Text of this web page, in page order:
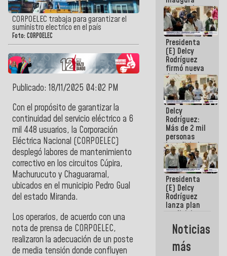
CORPOELEC trabaja para garantizar el
suministro electrico en el país
Foto: CORPOELEC
Publicado: 18/11/2025 04:02 PM
Con el propósito de garantizar la
continuidad del servicio eléctrico a 6
mil 448 usuarios, la Corporación
Eléctrica Nacional (CORPOELEC)
desplegó labores de mantenimiento
correctivo en los circuitos Cúpira,
Machurucuto y Chaguaramal,
ubicados en el municipio Pedro Gual
del estado Miranda.
Los operarios, de acuerdo con una
nota de prensa de CORPOELEC,
realizaron la adecuación de un poste
de media tensión donde confluyen
casa de los
Abuelos
Primavera
en Caracas
Presidenta
(E) Delcy
Rodríguez
firmó nueva
de Ley de
Arrendamiento
aprobada
por la AN
Delcy
Rodríguez:
Más de 2 mil
personas
beneficiadas
con planes
para
atención de
emergencia
sísmica en
la última
semana
Presidenta
(E) Delcy
Rodríguez
lanza plan
crediticio
con subsidio
a Juntas de
Condominio
Noticias
más